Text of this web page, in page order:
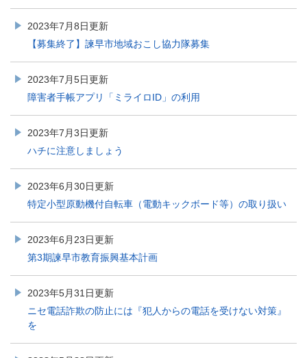
2023年7月8日更新
【募集終了】諫早市地域おこし協力隊募集
2023年7月5日更新
障害者手帳アプリ「ミライロID」の利用
2023年7月3日更新
ハチに注意しましょう
2023年6月30日更新
特定小型原動機付自転車（電動キックボード等）の取り扱い
2023年6月23日更新
第3期諫早市教育振興基本計画
2023年5月31日更新
ニセ電話詐欺の防止には『犯人からの電話を受けない対策』
を